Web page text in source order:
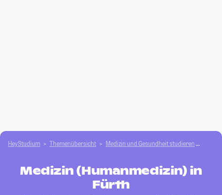
HeyStudium Themenübersicht Medizin und Gesundheit studieren
Medizin (Humanmedizin) in
Fürth